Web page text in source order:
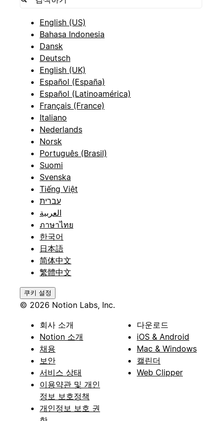
English (US)
Bahasa Indonesia
Dansk
Deutsch
English (UK)
Español (España)
Español (Latinoamérica)
Français (France)
Italiano
Nederlands
Norsk
Português (Brasil)
Suomi
Svenska
Tiếng Việt
עברית
العربية
ภาษาไทย
한국어
日本語
简体中文
繁體中文
쿠키 설정
© 2026 Notion Labs, Inc.
회사 소개
Notion 소개
채용
보안
서비스 상태
이용약관 및 개인
정보 보호정책
개인정보 보호 권
다운로드
iOS & Android
Mac & Windows
캘린더
Web Clipper